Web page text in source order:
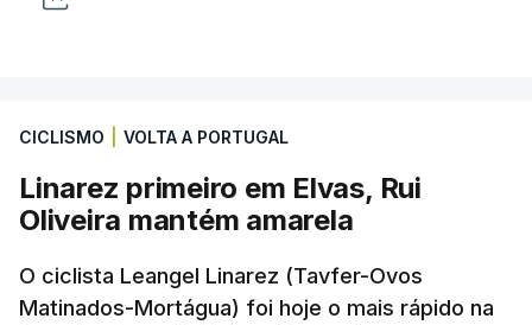
CICLISMO VOLTA A PORTUGAL
Linarez primeiro em Elvas, Rui
Oliveira mantém amarela
O ciclista Leangel Linarez (Tavfer-Ovos
Matinados-Mortágua) foi hoje o mais rápido na